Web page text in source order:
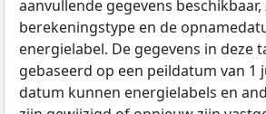
aanvullende gegevens
berekeningstype en de
energielabel. De gegevens in deze
gebaseerd op een peildatum van 1
datum kunnen energielabels en